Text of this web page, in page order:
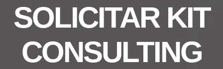
SOLICITAR KIT
CONSULTING